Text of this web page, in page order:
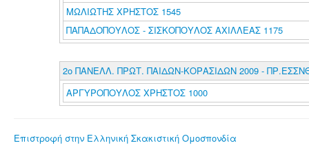
ΜΩΛΙΩΤΗΣ ΧΡΗΣΤΟΣ 1545
ΠΑΠΑΔΟΠΟΥΛΟΣ - ΣΙΣΚΟΠΟΥΛΟΣ ΑΧΙΛΛΕΑΣ 1175
2ο ΠΑΝΕΛΛ. ΠΡΩΤ. ΠΑΙΔΩΝ-ΚΟΡΑΣΙΔΩΝ 2009 -
ΑΡΓΥΡΟΠΟΥΛΟΣ ΧΡΗΣΤΟΣ 1000
Επιστροφή στην Ελληνική Σκακιστική Ομοσπονδία